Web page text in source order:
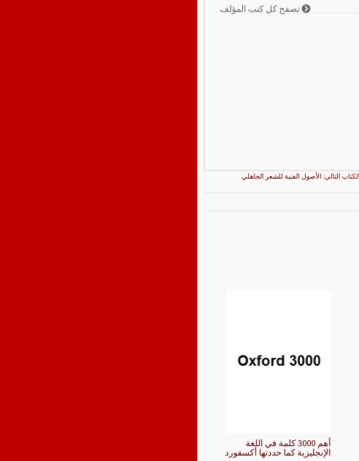
تصفح كل كتب المؤلف
التالي: الأصول الفنية للشعر الجاهلي
أهم 3000 كلمة في اللغة
الإنجليزية كما حددتها أكسفورد